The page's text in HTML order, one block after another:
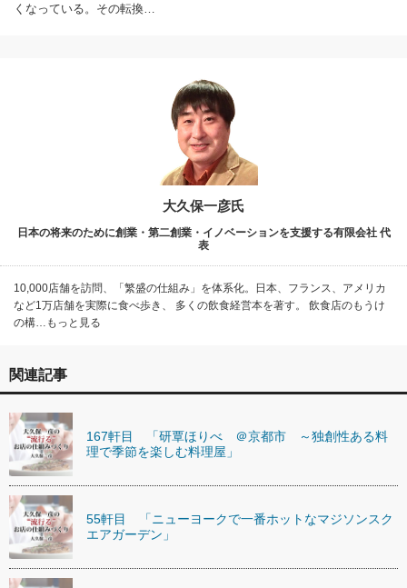
くなっている。その転換…
大久保一彦氏
日本の将来のために創業・第二創業・イノベーションを支援する有限会社 代
表
10,000店舗を訪問、「繁盛の仕組み」を体系化。日本、フランス、アメリカ
など1万店舗を実際に食べ歩き、 多くの飲食経営本を著す。 飲食店のもうけ
の構…もっと見る
関連記事
167軒目 「研覃ほりべ ＠京都市 ～独創性ある料
理で季節を楽しむ料理屋」
55軒目 「ニューヨークで一番ホットなマジソンスク
エアガーデン」